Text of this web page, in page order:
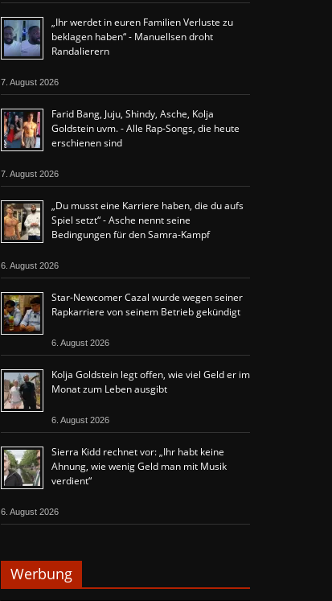
„Ihr werdet in euren Familien Verluste zu
beklagen haben“ - Manuellsen droht
Randalierern
7. August 2026
Farid Bang, Juju, Shindy, Asche, Kolja
Goldstein uvm. - Alle Rap-Songs, die heute
erschienen sind
7. August 2026
„Du musst eine Karriere haben, die du aufs
Spiel setzt“ - Asche nennt seine
Bedingungen für den Samra-Kampf
6. August 2026
Star-Newcomer Cazal wurde wegen seiner
Rapkarriere von seinem Betrieb gekündigt
6. August 2026
Kolja Goldstein legt offen, wie viel Geld er im
Monat zum Leben ausgibt
6. August 2026
Sierra Kidd rechnet vor: „Ihr habt keine
Ahnung, wie wenig Geld man mit Musik
verdient“
6. August 2026
Werbung